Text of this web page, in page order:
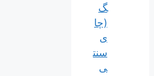
گ
(چا
ی
سنت
ی